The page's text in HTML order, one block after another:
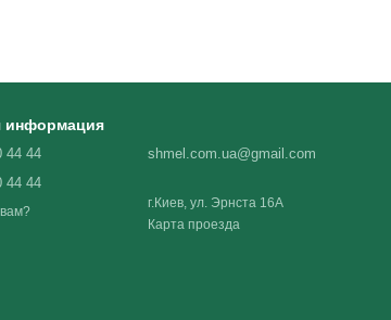
информация
44 44
44 44
shmel.com.ua@gmail.com
г.Киев, ул. Эрнста 16А
Карта проезда